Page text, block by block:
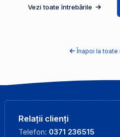
Vezi toate întrebările
Înapoi la toate
Relații clienți
Telefon: 0371 236515